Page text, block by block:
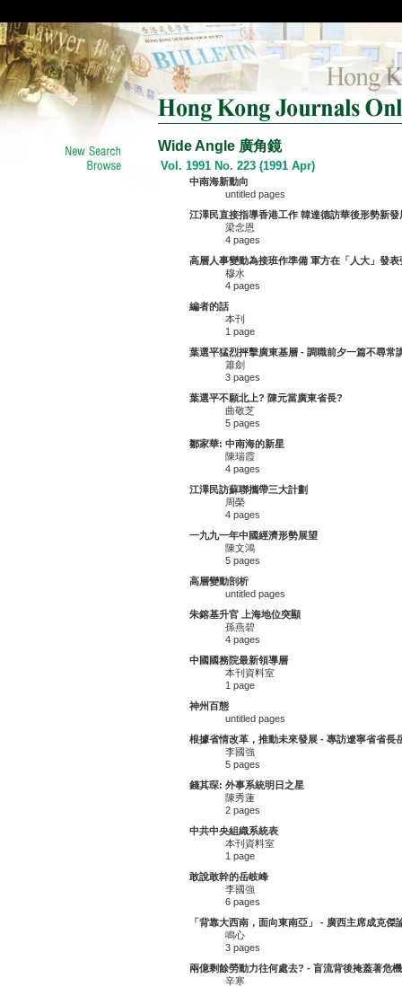
Wide Angle 廣角鏡
Vol. 1991 No. 223 (1991 Apr)
中南海新動向
untitled pages
江澤民直接指導香港工作 韓達德訪華後形勢新發
梁念恩
4 pages
高層人事變動為接班作準備 軍方在「人大」發表
穆水
4 pages
編者的話
本刊
1 page
葉選平猛烈抨擊廣東基層 - 調職前夕一篇不尋常
簫劍
3 pages
葉選平不願北上? 陳元當廣東省長?
曲敬芝
5 pages
鄒家華: 中南海的新星
陳瑞霞
4 pages
江澤民訪蘇聯攜帶三大計劃
周榮
4 pages
一九九一年中國經濟形勢展望
陳文鴻
5 pages
高層變動剖析
untitled pages
朱鎔基升官 上海地位突顯
孫燕碧
4 pages
中國國務院最新領導層
本刊資料室
1 page
神州百態
untitled pages
根據省情改革，推動未來發展 - 專訪遼寧省省長
李國強
5 pages
錢其琛: 外事系統明日之星
陳秀蓮
2 pages
中共中央組織系統表
本刊資料室
1 page
敢說敢幹的岳岐峰
李國強
6 pages
「背靠大西南，面向東南亞」 - 廣西主席成克傑
鳴心
3 pages
兩億剩餘勞動力往何處去? - 盲流背後掩蓋著危機
辛寒